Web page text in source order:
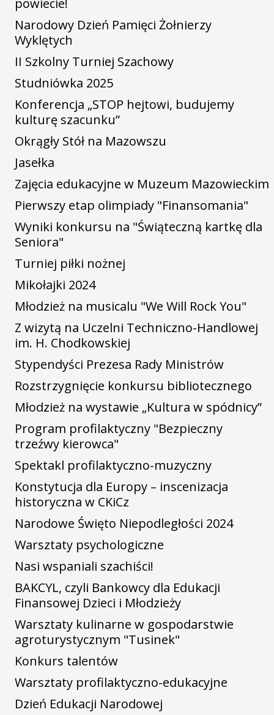
powiecie!
Narodowy Dzień Pamięci Żołnierzy
Wyklętych
II Szkolny Turniej Szachowy
Studniówka 2025
Konferencja „STOP hejtowi, budujemy
kulturę szacunku”
Okrągły Stół na Mazowszu
Jasełka
Zajęcia edukacyjne w Muzeum Mazowieckim
Pierwszy etap olimpiady "Finansomania"
Wyniki konkursu na "Świąteczną kartkę dla
Seniora"
Turniej piłki nożnej
Mikołajki 2024
Młodzież na musicalu "We Will Rock You"
Z wizytą na Uczelni Techniczno-Handlowej
im. H. Chodkowskiej
Stypendyści Prezesa Rady Ministrów
Rozstrzygnięcie konkursu bibliotecznego
Młodzież na wystawie „Kultura w spódnicy”
Program profilaktyczny "Bezpieczny
trzeźwy kierowca"
Spektakl profilaktyczno-muzyczny
Konstytucja dla Europy – inscenizacja
historyczna w CKiCz
Narodowe Święto Niepodległości 2024
Warsztaty psychologiczne
Nasi wspaniali szachiści!
BAKCYL, czyli Bankowcy dla Edukacji
Finansowej Dzieci i Młodzieży
Warsztaty kulinarne w gospodarstwie
agroturystycznym "Tusinek"
Konkurs talentów
Warsztaty profilaktyczno-edukacyjne
Dzień Edukacji Narodowej